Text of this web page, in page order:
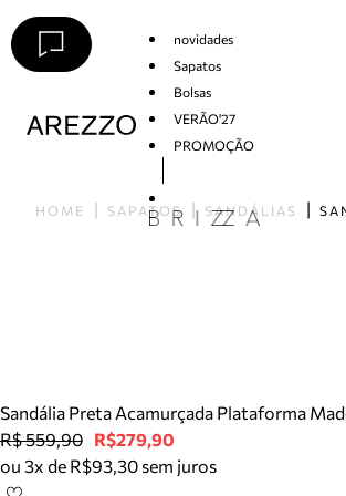
novidades
Sapatos
Bolsas
VERÃO'27
PROMOÇÃO
HOME SAPATOS SANDÁLIAS
Sandália Preta Acamurçada Plataforma
R$ 559,90 R$279,90
ou 3x de R$93,30 sem juros